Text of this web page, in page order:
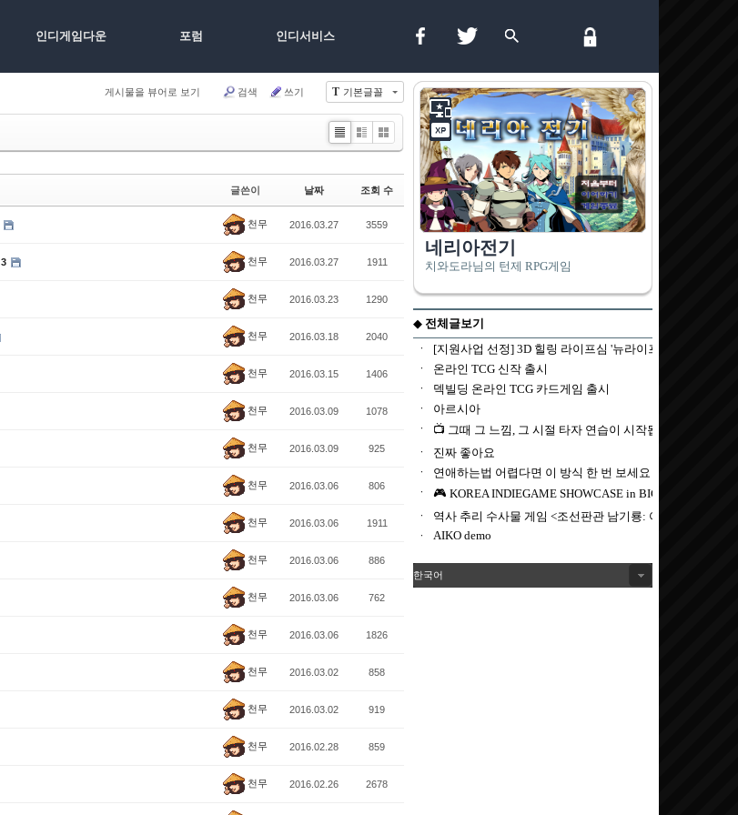
인디게임다운 포럼 인디서비스
한국어
T 기본글꼴
게시물을 뷰어로 보기 검색 쓰기
List ZineGallery
글쓴이 날짜 조회 수
천무 2016.03.27 3559
3 천무 2016.03.27 1911
천무 2016.03.23 1290
천무 2016.03.18 2040
천무 2016.03.15 1406
천무 2016.03.09 1078
천무 2016.03.09 925
천무 2016.03.06 806
천무 2016.03.06 1911
천무 2016.03.06 886
천무 2016.03.06 762
천무 2016.03.06 1826
천무 2016.03.02 858
천무 2016.03.02 919
천무 2016.02.28 859
천무 2016.02.26 2678